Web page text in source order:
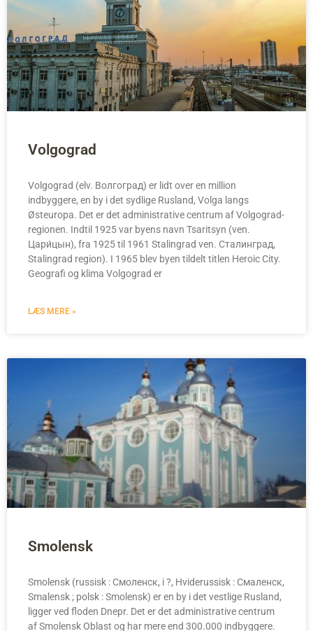
Volgograd
Volgograd (elv. Волгоград) er lidt over en million
indbyggere, en by i det sydlige Rusland, Volga langs
Østeuropa. Det er det administrative centrum af Volgograd-
regionen. Indtil 1925 var byens navn Tsaritsyn (ven.
Цари́цын), fra 1925 til 1961 Stalingrad ven. Сталинград,
Stalingrad region). I 1965 blev byen tildelt titlen Heroic City.
Geografi og klima Volgograd er
LÆS MERE »
Smolensk
Smolensk (russisk : Смоленск, i ?, Hviderussisk : Смаленск,
Smalensk ; polsk : Smolensk) er en by i det vestlige Rusland,
ligger ved floden Dnepr. Det er det administrative centrum
af Smolensk Oblast og har mere end 300.000 indbyggere.